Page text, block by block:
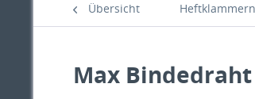
Übersicht Heftklammern
Max Bindedraht